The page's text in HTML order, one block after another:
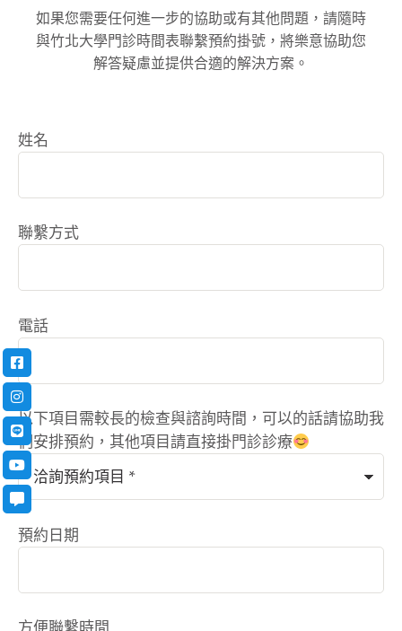
如果您需要任何進一步的協助或有其他問題，請隨時
與竹北大學門診時間表聯繫預約掛號，將樂意協助您
解答疑慮並提供合適的解決方案。
姓名
聯繫方式
電話
以下項目需較長的檢查與諮詢時間，可以的話請協助我
們安排預約，其他項目請直接掛門診診療
預約日期
方便聯繫時間